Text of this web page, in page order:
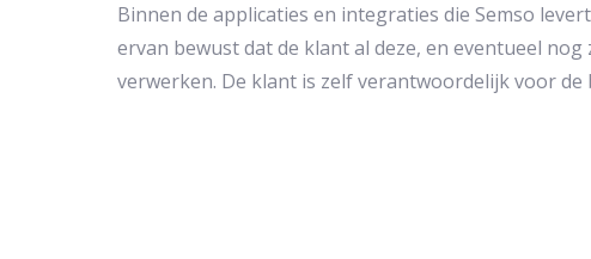
Binnen de applicaties en integraties die Semso
ervan bewust dat de klant al deze, en eventueel
verwerken. De klant is zelf verantwoordelijk voor